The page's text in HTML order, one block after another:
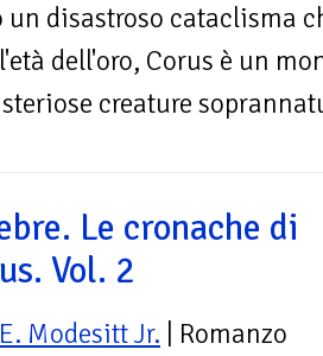
un disastroso cataclisma
dell'oro, Corus è un
creature
Le cronache di
Vol. 2
Modesitt Jr. | Romanzo